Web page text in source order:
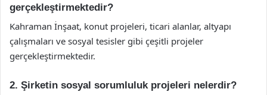
gerçekleştirmektedir?
Kahraman İnşaat, konut projeleri, ticari alanlar, altyapı
çalışmaları ve sosyal tesisler gibi çeşitli projeler
gerçekleştirmektedir.
2. Şirketin sosyal sorumluluk projeleri nelerdir?